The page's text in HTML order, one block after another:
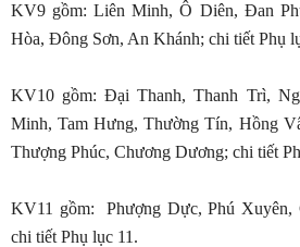
KV9 gồm: Liên Minh, Ô Diên, Đan
Hòa, Đông Sơn, An Khánh; chi tiết Phụ
KV10 gồm: Đại Thanh, Thanh Trì,
Minh, Tam Hưng, Thường Tín, Hồng
Thượng Phúc, Chương Dương; chi tiết
KV11 gồm: Phượng Dực, Phú
chi tiết Phụ lục 11.